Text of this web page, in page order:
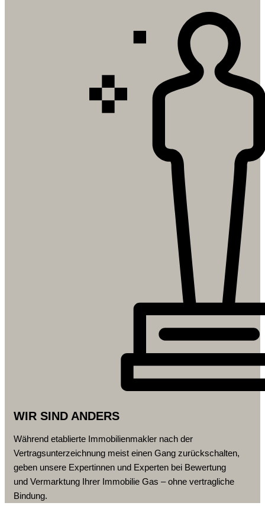
WIR SIND ANDERS
Während etablierte Immobilienmakler nach der
Vertragsunterzeichnung meist einen Gang zurückschalten,
geben unsere Expertinnen und Experten bei Bewertung
und Vermarktung Ihrer Immobilie Gas – ohne vertragliche
Bindung.